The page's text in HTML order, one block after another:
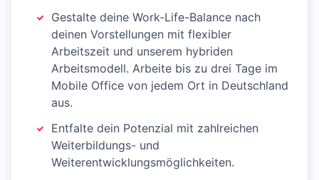
Gestalte deine Work-Life-Balance nach
deinen Vorstellungen mit flexibler
Arbeitszeit und unserem hybriden
Arbeitsmodell. Arbeite bis zu drei Tage im
Mobile Office von jedem Ort in Deutschland
aus.
Entfalte dein Potenzial mit zahlreichen
Weiterbildungs- und
Weiterentwicklungsmöglichkeiten.